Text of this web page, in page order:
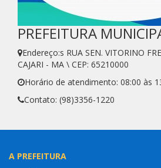
PREFEITURA
Endereço:s RUA SEN. VITORINO
CAJARI - MA \ CEP: 65210000
Horário de atendimento: 08:00 às
Contato: (98)3356-1220
A PREFEITURA